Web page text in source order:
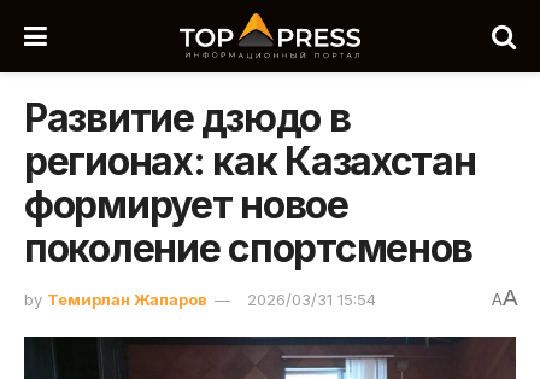
Развитие дзюдо в
регионах: как Казахстан
формирует новое
поколение спортсменов
by Темирлан Жапаров 2026/03/31 15:54 AA